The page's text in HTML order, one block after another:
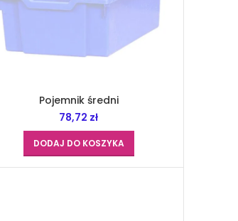
Pojemnik średni
78,72 zł
DODAJ DO KOSZYKA